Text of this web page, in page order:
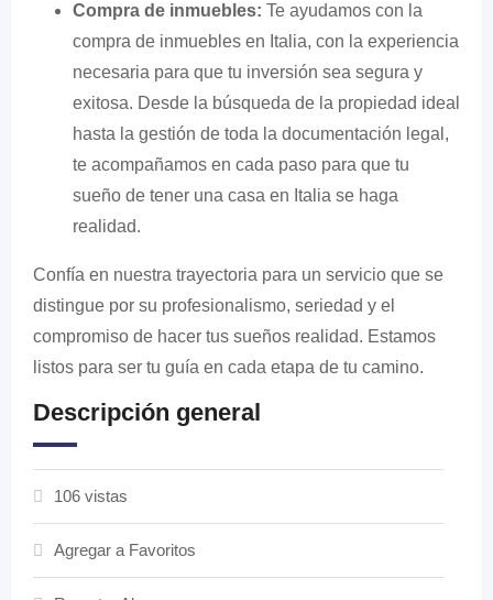
Compra de inmuebles: Te ayudamos con la
compra de inmuebles en Italia, con la experiencia
necesaria para que tu inversión sea segura y
exitosa. Desde la búsqueda de la propiedad ideal
hasta la gestión de toda la documentación legal,
te acompañamos en cada paso para que tu
sueño de tener una casa en Italia se haga
realidad.
Confía en nuestra trayectoria para un servicio que se
distingue por su profesionalismo, seriedad y el
compromiso de hacer tus sueños realidad. Estamos
listos para ser tu guía en cada etapa de tu camino.
Descripción general
106 vistas
Agregar a Favoritos